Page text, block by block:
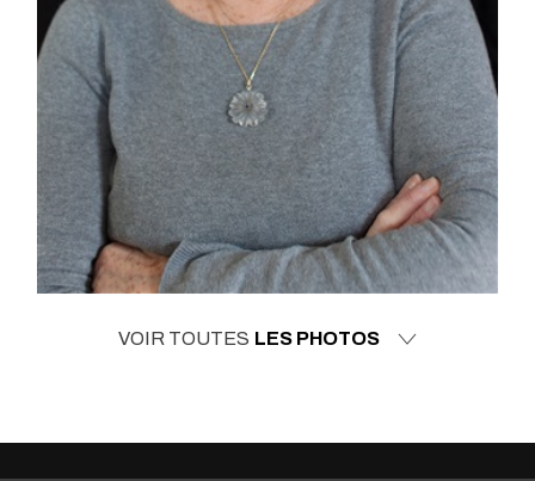
VOIR TOUTES LES PHOTOS